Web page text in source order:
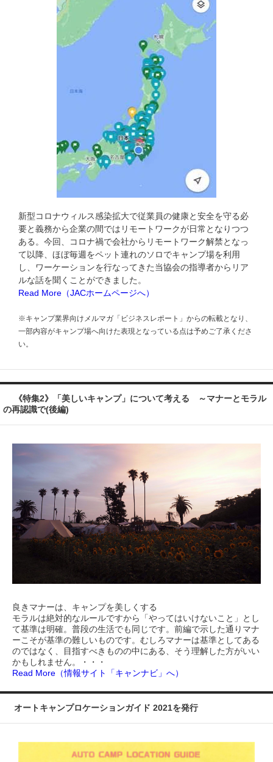
新型コロナウィルス感染拡大で従業員の健康と安全を守る必
要と義務から企業の間ではリモートワークが日常となりつつ
ある。今回、コロナ禍で会社からリモートワーク解禁となっ
て以降、ほぼ毎週をペット連れのソロでキャンプ場を利用
し、ワーケーションを行なってきた当協会の指導者からリア
ルな話を聞くことができました。
Read More（JACホームページへ）
※キャンプ業界向けメルマガ「ビジネスレポート」からの転載となり、
一部内容がキャンプ場へ向けた表現となっている点は予めご了承くださ
い。
《特集2》「美しいキャンプ」について考える ～マナーとモラル
の再認識で(後編)
良きマナーは、キャンプを美しくする
モラルは絶対的なルールですから「やってはいけないこと」とし
て基準は明確。普段の生活でも同じです。前編で示した通りマナ
ーこそが基準の難しいものです。むしろマナーは基準としてある
のではなく、目指すべきものの中にある、そう理解した方がいい
かもしれません。・・・
Read More（情報サイト「キャンナビ」へ）
オートキャンプロケーションガイド 2021を発行